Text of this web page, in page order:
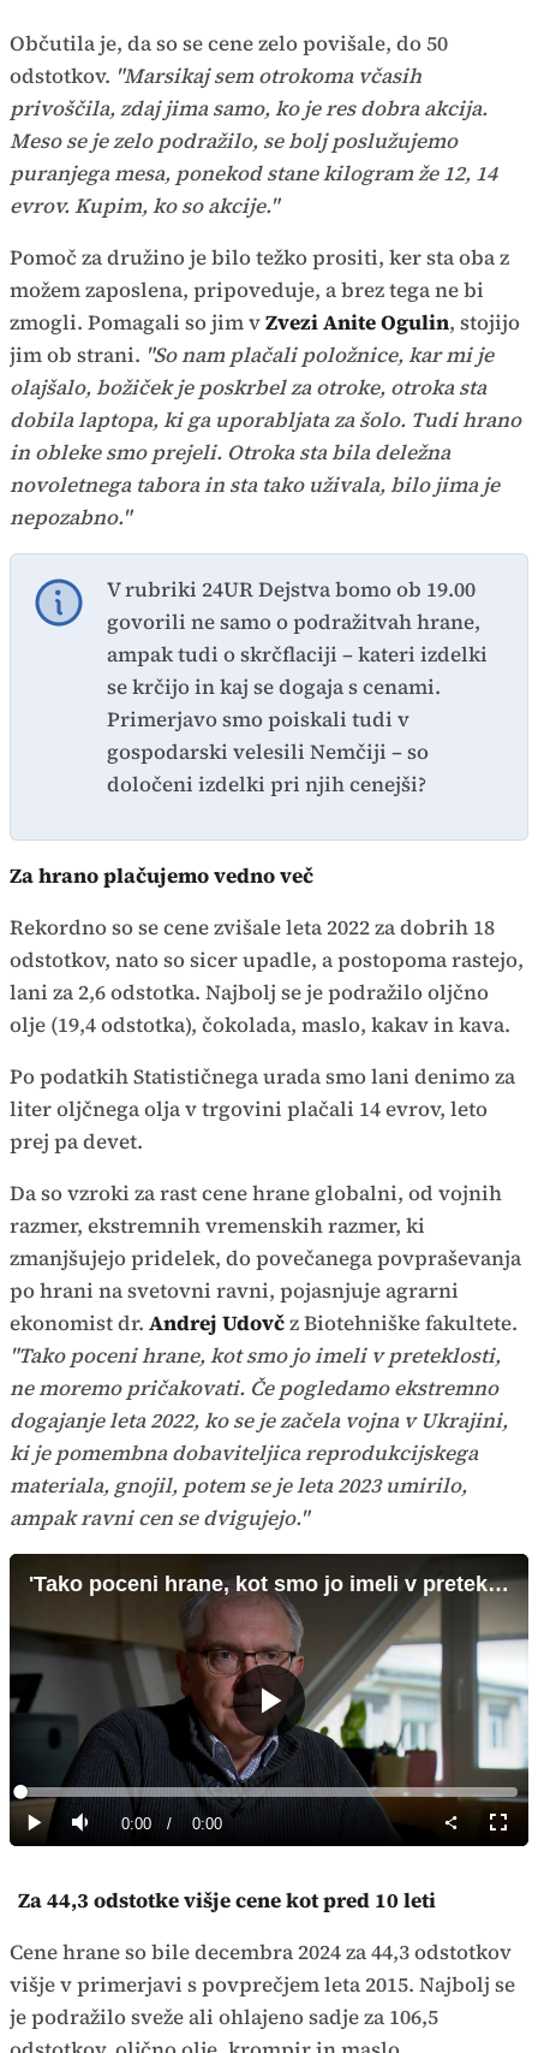
Občutila je, da so se cene zelo povišale, do 50
odstotkov. "Marsikaj sem otrokoma včasih
privoščila, zdaj jima samo, ko je res dobra akcija.
Meso se je zelo podražilo, se bolj poslužujemo
puranjega mesa, ponekod stane kilogram že 12, 14
evrov. Kupim, ko so akcije."
Pomoč za družino je bilo težko prositi, ker sta oba z
možem zaposlena, pripoveduje, a brez tega ne bi
zmogli. Pomagali so jim vZvezi Anite Ogulin, stojijo
jim ob strani. "So nam plačali položnice, kar mi je
olajšalo, božiček je poskrbel za otroke, otroka sta
dobila laptopa, ki ga uporabljata za šolo. Tudi hrano
in obleke smo prejeli. Otroka sta bila deležna
novoletnega tabora in sta tako uživala, bilo jima je
nepozabno."
V rubriki 24UR Dejstva bomo ob 19.00
govorili ne samo o podražitvah hrane,
ampak tudi o skrčflaciji – kateri izdelki
se krčijo in kaj se dogaja s cenami.
Primerjavo smo poiskali tudi v
gospodarski velesili Nemčiji – so
določeni izdelki pri njih cenejši?
Za hrano plačujemo vedno več
Rekordno so se cene zvišale leta 2022 za dobrih 18
odstotkov, nato so sicer upadle, a postopoma rastejo,
lani za 2,6 odstotka. Najbolj se je podražilo oljčno
olje (19,4 odstotka), čokolada, maslo, kakav in kava.
Po podatkih Statističnega urada smo lani denimo za
liter oljčnega olja v trgovini plačali 14 evrov, leto
prej pa devet.
Da so vzroki za rast cene hrane globalni, od vojnih
razmer, ekstremnih vremenskih razmer, ki
zmanjšujejo pridelek, do povečanega povpraševanja
po hrani na svetovni ravni, pojasnjuje agrarni
ekonomist dr. Andrej Udovčz Biotehniške fakultete.
"Tako poceni hrane, kot smo jo imeli v preteklosti,
ne moremo pričakovati. Če pogledamo ekstremno
dogajanje leta 2022, ko se je začela vojna v Ukrajini,
ki je pomembna dobaviteljica reprodukcijskega
materiala, gnojil, potem se je leta 2023 umirilo,
ampak ravni cen se dvigujejo."
'Tako poceni hrane, kot smo jo imeli v preteklosti, ne moremo pričakovati'
Predvajaj
PredvajajTiho Current
0:00 / Duration
0:00
Loaded:
0%
način
Za 44,3 odstotke višje cene kot pred 10 leti
Cene hrane so bile decembra 2024 za 44,3 odstotkov
višje v primerjavi s povprečjem leta 2015. Najbolj se
je podražilo sveže ali ohlajeno sadje za 106,5